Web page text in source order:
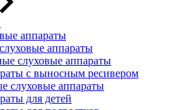
аппараты
аппараты
слуховые аппараты
с выносным ресивером
слуховые аппараты
для детей